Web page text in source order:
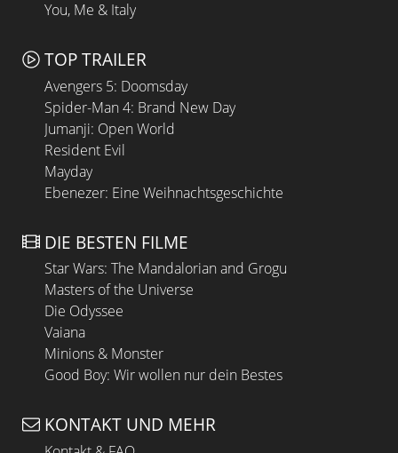
You, Me & Italy
TOP TRAILER
Avengers 5: Doomsday
Spider-Man 4: Brand New Day
Jumanji: Open World
Resident Evil
Mayday
Ebenezer: Eine Weihnachtsgeschichte
DIE BESTEN FILME
Star Wars: The Mandalorian and Grogu
Masters of the Universe
Die Odyssee
Vaiana
Minions & Monster
Good Boy: Wir wollen nur dein Bestes
KONTAKT UND MEHR